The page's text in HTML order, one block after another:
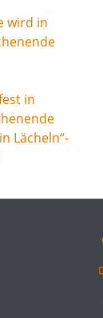
wird in
in
Lächeln“-